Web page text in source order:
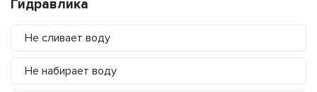
Гидравлика
Не сливает воду
Не набирает воду